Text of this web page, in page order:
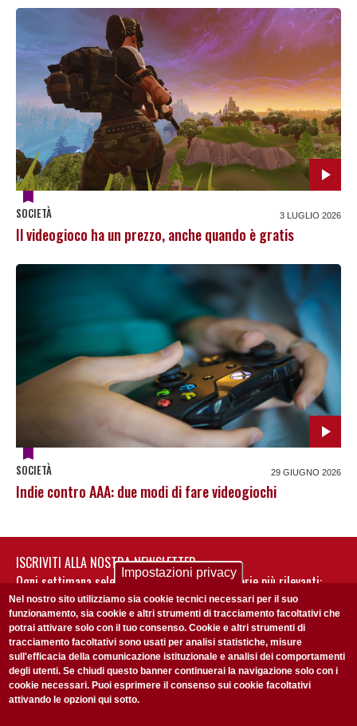
SOCIETÀ 3 LUGLIO 2026
Il videogioco ha un prezzo, anche quando è gratis
SOCIETÀ 29 GIUGNO 2026
Indie contro AAA: due modi di fare videogiochi
ISCRIVITI ALLA NOSTRA NEWSLETTER
Ogni settimana selezioniamo per te nostre storie più rilevanti:
non perderti gli aggiornamenti della nostra newsletter
Accetto laPrivacy Policy
Impostazioni privacy
Nel nostro sito utilizziamo sia cookie tecnici necessari per il suo
funzionamento, sia cookie e altri strumenti di tracciamento facoltativi che
potrai attivare solo con il tuo consenso. Cookie e altri strumenti di
tracciamento facoltativi sono usati per analisi statistiche, misure
sull'efficacia della comunicazione istituzionale e analisi dei comportamenti
degli utenti. Se chiudi questo banner continuerai la navigazione solo con i
cookie necessari. Puoi esprimere il consenso sui cookie facoltativi
attivando le opzioni qui sotto.